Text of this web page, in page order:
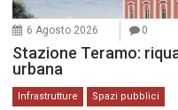
6 Agosto 2026 0
Stazione Teramo:
urbana
Infrastrutture Spazi pubblici